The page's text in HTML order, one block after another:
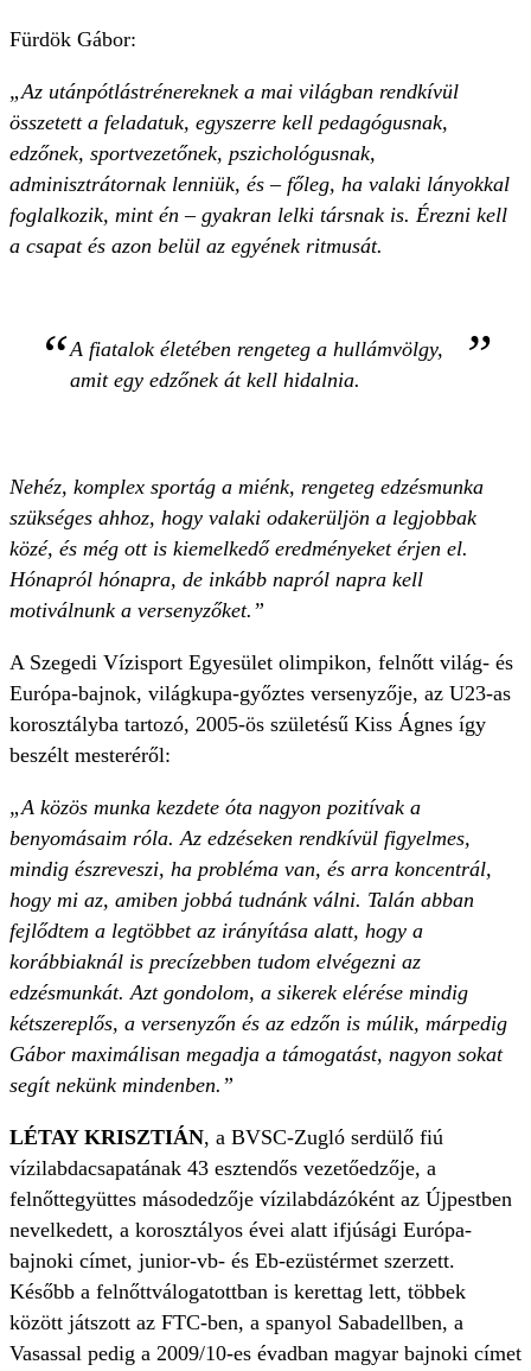
Fürdök Gábor:
„Az utánpótlástrénereknek a mai világban rendkívül
összetett a feladatuk, egyszerre kell pedagógusnak,
edzőnek, sportvezetőnek, pszichológusnak,
adminisztrátornak lenniük, és – főleg, ha valaki lányokkal
foglalkozik, mint én – gyakran lelki társnak is. Érezni kell
a csapat és azon belül az egyének ritmusát.
A fiatalok életében rengeteg a hullámvölgy,
amit egy edzőnek át kell hidalnia.
Nehéz, komplex sportág a miénk, rengeteg edzésmunka
szükséges ahhoz, hogy valaki odakerüljön a legjobbak
közé, és még ott is kiemelkedő eredményeket érjen el.
Hónapról hónapra, de inkább napról napra kell
motiválnunk a versenyzőket.”
A Szegedi Vízisport Egyesület olimpikon, felnőtt világ- és
Európa-bajnok, világkupa-győztes versenyzője, az U23-as
korosztályba tartozó, 2005-ös születésű Kiss Ágnes így
beszélt mesteréről:
„A közös munka kezdete óta nagyon pozitívak a
benyomásaim róla. Az edzéseken rendkívül figyelmes,
mindig észreveszi, ha probléma van, és arra koncentrál,
hogy mi az, amiben jobbá tudnánk válni. Talán abban
fejlődtem a legtöbbet az irányítása alatt, hogy a
korábbiaknál is precízebben tudom elvégezni az
edzésmunkát. Azt gondolom, a sikerek elérése mindig
kétszereplős, a versenyzőn és az edzőn is múlik, márpedig
Gábor maximálisan megadja a támogatást, nagyon sokat
segít nekünk mindenben.”
LÉTAY KRISZTIÁN, a BVSC-Zugló serdülő fiú
vízilabdacsapatának 43 esztendős vezetőedzője, a
felnőttegyüttes másodedzője vízilabdázóként az Újpestben
nevelkedett, a korosztályos évei alatt ifjúsági Európa-
bajnoki címet, junior-vb- és Eb-ezüstérmet szerzett.
Később a felnőttválogatottban is kerettag lett, többek
között játszott az FTC-ben, a spanyol Sabadellben, a
Vasassal pedig a 2009/10-es évadban magyar bajnoki címet